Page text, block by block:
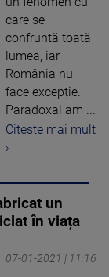
care se
confruntă toată
lumea, iar
România nu
face excepție.
Paradoxal am ...
Citeste mai mult
›
un
în viața
07-01-2021 | 11:16